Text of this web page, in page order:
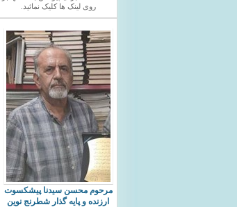
روی لینک ها کلیک نمائید.
مرحوم محسن سیدنا پیشکسوت
ارزنده و پایه گذار شطرنج نوین